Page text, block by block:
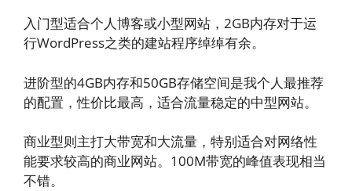
入门型适合个人博客或小型网站，2GB内存对于运
行WordPress之类的建站程序绰绰有余。
进阶型的4GB内存和50GB存储空间是我个人最推荐
的配置，性价比最高，适合流量稳定的中型网站。
商业型则主打大带宽和大流量，特别适合对网络性
能要求较高的商业网站。100M带宽的峰值表现相当
不错。